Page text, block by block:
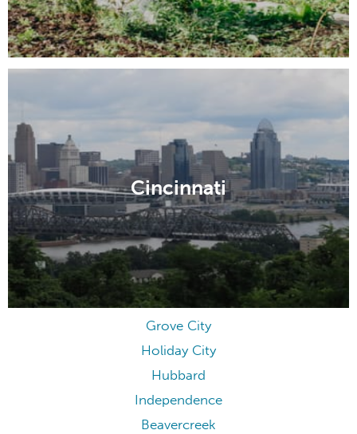
Cincinnati
Grove City
Holiday City
Hubbard
Independence
Beavercreek